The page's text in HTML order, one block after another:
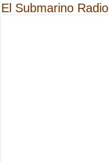
El Submarino Radio